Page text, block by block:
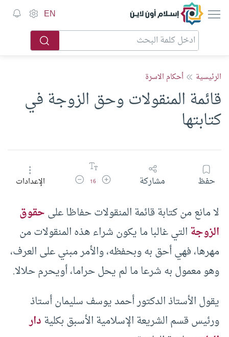
إسلام أون لاين EN
الرئيسية أحكام الاسرة
قائمة المنقولات وحق الزوجة في
كتابتها
حفظ مشاركة زيادة حجم الخط
16 تقليل حجم الخطالإعدادات
لا مانع من كتابة قائمة المنقولات حفاظا علىحقوق
الزوجةالتي غالبا ما يكون شراء هذه المنقولات من
مهرها، فهي أحق به وبحفظه، والأمر مبني على العرف،
وهو معمول به شرعا ما لم يحل حراما، أويحرم حلالا.
يقول الأستاذ الدكتور أحمد يوسف سليمان أستاذ
ورئيس قسم الشريعة الإسلامية الأسبق بكليةدار